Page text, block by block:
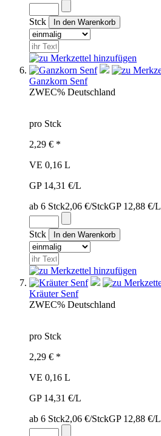
Stck
Ganzkorn Senf
ZWEC% Deutschland
pro Stck
2,29 € *
VE 0,16 L
GP 14,31 €/L
ab 6 Stck2,06 €/StckGP 12,88 €/L
Stck
Kräuter Senf
ZWEC% Deutschland
pro Stck
2,29 € *
VE 0,16 L
GP 14,31 €/L
ab 6 Stck2,06 €/StckGP 12,88 €/L